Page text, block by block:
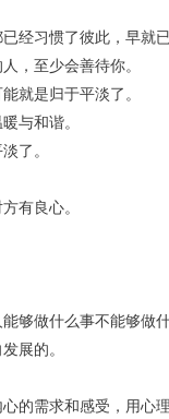
经习惯了彼此，早就
，至少会善待你。
就是归于平淡了。
与和谐。
了。
有良心。
够做什么事不能够做
展的。
的需求和感受，用心